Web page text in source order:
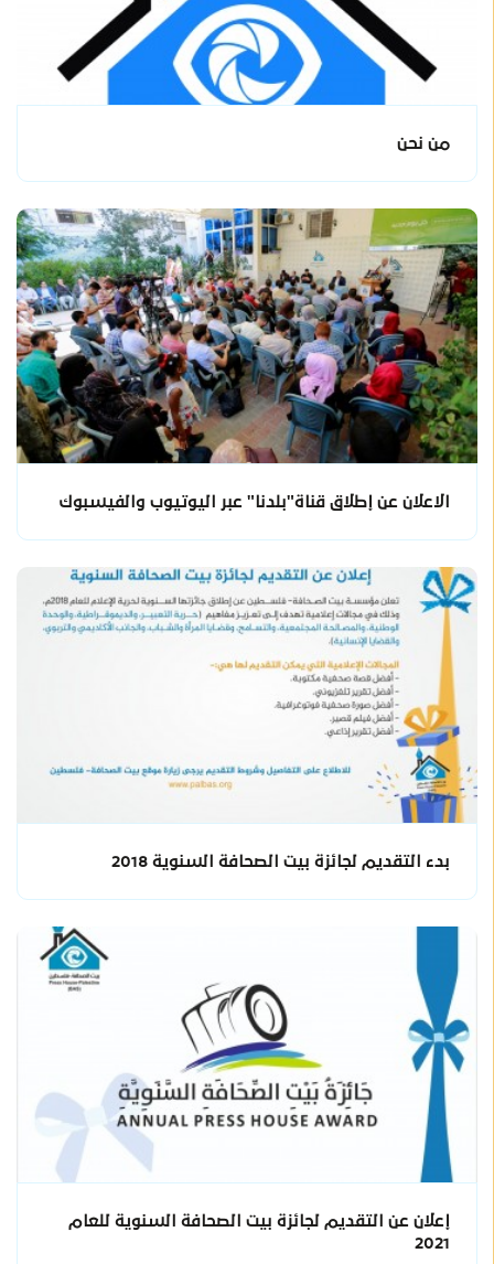
من نحن
الاعلان عن إطلاق قناة"بلدنا" عبر اليوتيوب والفيسبوك
بدء التقديم لجائزة بيت الصحافة السنوية 2018
إعلان عن التقديم لجائزة بيت الصحافة السنوية للعام
2021